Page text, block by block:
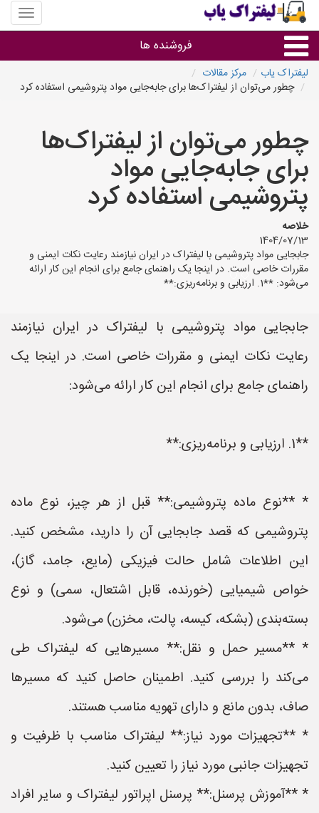
منوی
سایت
یاب
فروشنده ها
گروه ها
استان ها
لیفتراک یاب
مرکز مقالات
چطور می‌توان از لیفتراک‌ها برای جابه‌جایی مواد پتروشیمی استفاده کرد
چطور می‌توان از لیفتراک‌ها
برای جابه‌جایی مواد
پتروشیمی استفاده کرد
خلاصه
1404/07/13
جابجایی مواد پتروشیمی با لیفتراک در ایران نیازمند رعایت نکات ایمنی و
مقررات خاصی است. در اینجا یک راهنمای جامع برای انجام این کار ارائه
می‌شود: **1. ارزیابی و برنامه‌ریزی:**
جابجایی مواد پتروشیمی با لیفتراک در ایران نیازمند
رعایت نکات ایمنی و مقررات خاصی است. در اینجا یک
راهنمای جامع برای انجام این کار ارائه می‌شود:
**1. ارزیابی و برنامه‌ریزی:**
* **نوع ماده پتروشیمی:** قبل از هر چیز، نوع ماده
پتروشیمی که قصد جابجایی آن را دارید، مشخص کنید.
این اطلاعات شامل حالت فیزیکی (مایع، جامد، گاز)،
خواص شیمیایی (خورنده، قابل اشتعال، سمی) و نوع
بسته‌بندی (بشکه، کیسه، پالت، مخزن) می‌شود.
* **مسیر حمل و نقل:** مسیرهایی که لیفتراک طی
می‌کند را بررسی کنید. اطمینان حاصل کنید که مسیرها
صاف، بدون مانع و دارای تهویه مناسب هستند.
* **تجهیزات مورد نیاز:** لیفتراک مناسب با ظرفیت و
تجهیزات جانبی مورد نیاز را تعیین کنید.
* **آموزش پرسنل:** پرسنل اپراتور لیفتراک و سایر افراد